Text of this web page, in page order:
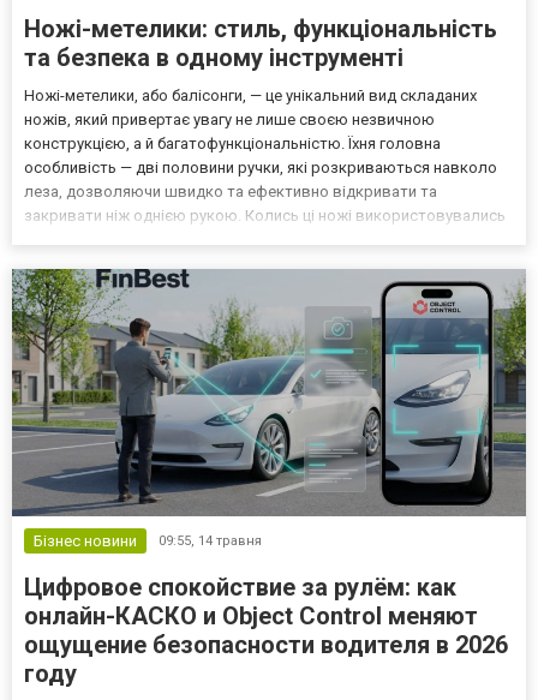
Ножі-метелики: стиль, функціональність
та безпека в одному інструменті
Ножі-метелики, або балісонги, — це унікальний вид складаних
ножів, який привертає увагу не лише своєю незвичною
конструкцією, а й багатофункціональністю. Їхня головна
особливість — дві половини ручки, які розкриваються навколо
леза, дозволяючи швидко та ефективно відкривати та
закривати ніж однією рукою. Колись ці ножі використовувались
Бізнес новини 09:55, 14 травня
Цифровое спокойствие за рулём: как
онлайн-КАСКО и Object Control меняют
ощущение безопасности водителя в 2026
году